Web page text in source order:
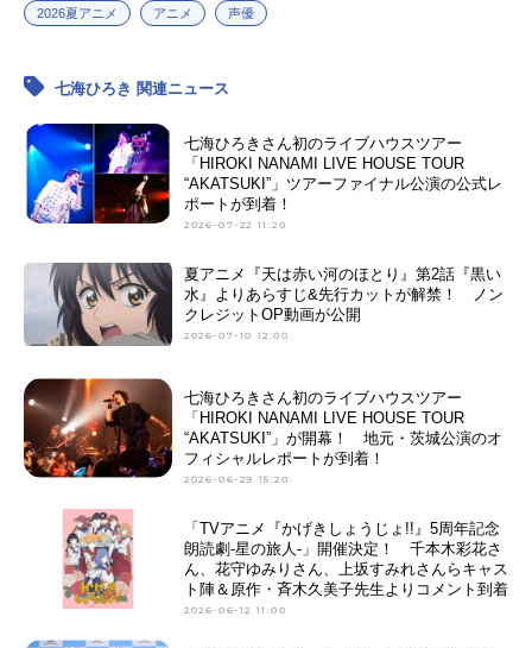
2026夏アニメ アニメ 声優
七海ひろき 関連ニュース
七海ひろきさん初のライブハウスツアー
「HIROKI NANAMI LIVE HOUSE TOUR
“AKATSUKI”」ツアーファイナル公演の公式レ
ポートが到着！
2026-07-22 11:20
夏アニメ『天は赤い河のほとり』第2話『黒い
水』よりあらすじ&先行カットが解禁！ ノン
クレジットOP動画が公開
2026-07-10 12:00
七海ひろきさん初のライブハウスツアー
「HIROKI NANAMI LIVE HOUSE TOUR
“AKATSUKI”」が開幕！ 地元・茨城公演のオ
フィシャルレポートが到着！
2026-06-29 15:20
「TVアニメ『かげきしょうじょ!!』5周年記念
朗読劇-星の旅人-」開催決定！ 千本木彩花さ
ん、花守ゆみりさん、上坂すみれさんらキャス
ト陣＆原作・斉木久美子先生よりコメント到着
2026-06-12 11:00